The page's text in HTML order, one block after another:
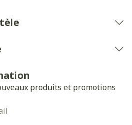
produits et promotions